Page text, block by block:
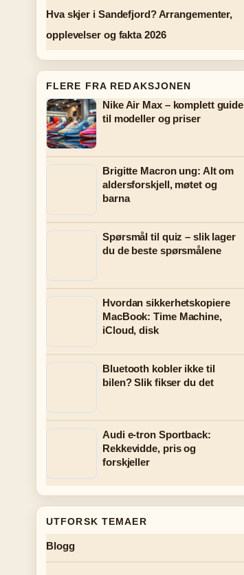
Hva skjer i Sandefjord? Arrangementer,
opplevelser og fakta 2026
FLERE FRA REDAKSJONEN
Nike Air Max – komplett guide
til modeller og priser
Brigitte Macron ung: Alt om
aldersforskjell, møtet og
barna
Spørsmål til quiz – slik lager
du de beste spørsmålene
Hvordan sikkerhetskopiere
MacBook: Time Machine,
iCloud, disk
Bluetooth kobler ikke til
bilen? Slik fikser du det
Audi e-tron Sportback:
Rekkevidde, pris og
forskjeller
UTFORSK TEMAER
Blogg